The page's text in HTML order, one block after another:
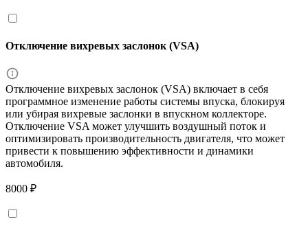
Отключение вихревых заслонок (VSA)
Отключение вихревых заслонок (VSA) включает в себя
программное изменение работы системы впуска, блокируя
или убирая вихревые заслонки в впускном коллекторе.
Отключение VSA может улучшить воздушный поток и
оптимизировать производительность двигателя, что может
привести к повышению эффективности и динамики
автомобиля.
8000 ₽